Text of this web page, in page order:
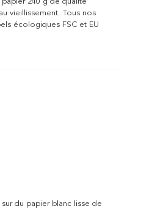
vieillissement. Tous nos
écologiques FSC et EU
du papier blanc lisse de